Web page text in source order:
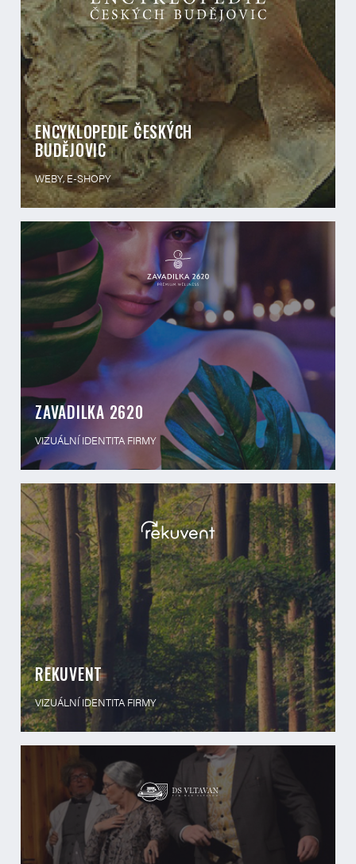
ENCYKLOPEDIE ČESKÝCH
BUDĚJOVIC
WEBY, E-SHOPY
ZAVADILKA 2620
VIZUÁLNÍ IDENTITA FIRMY
REKUVENT
VIZUÁLNÍ IDENTITA FIRMY